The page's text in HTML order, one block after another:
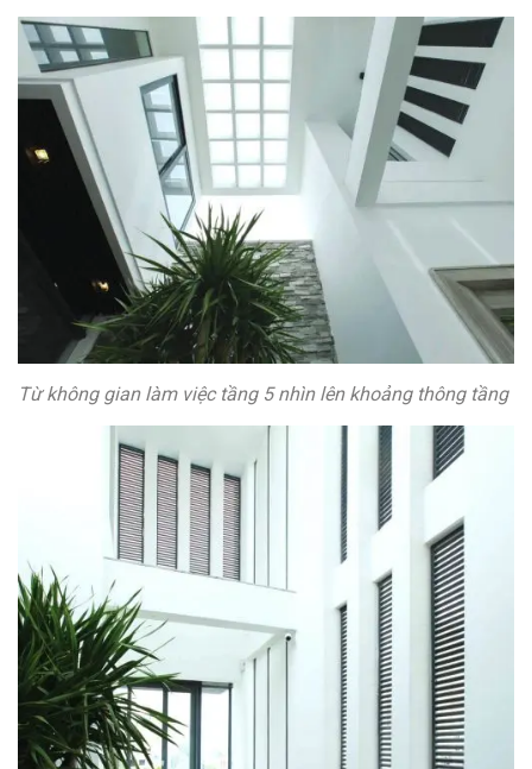
Từ không gian làm việc tầng 5 nhìn lên khoảng thông tầng